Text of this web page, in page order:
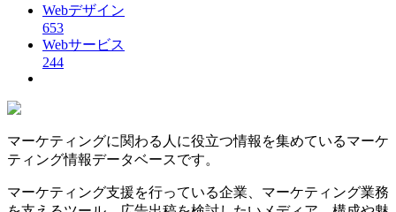
Webデザイン
653
Webサービス
244
マーケティングに関わる人に役立つ情報を集めているマーケ
ティング情報データベースです。
マーケティング支援を行っている企業、マーケティング業務